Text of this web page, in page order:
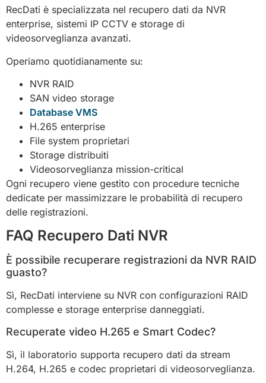
RecDati è specializzata nel recupero dati da NVR
enterprise, sistemi IP CCTV e storage di
videosorveglianza avanzati.
Operiamo quotidianamente su:
NVR RAID
SAN video storage
Database VMS
H.265 enterprise
File system proprietari
Storage distribuiti
Videosorveglianza mission-critical
Ogni recupero viene gestito con procedure tecniche
dedicate per massimizzare le probabilità di recupero
delle registrazioni.
FAQ Recupero Dati NVR
È possibile recuperare registrazioni da NVR RAID
guasto?
Sì, RecDati interviene su NVR con configurazioni RAID
complesse e storage enterprise danneggiati.
Recuperate video H.265 e Smart Codec?
Sì, il laboratorio supporta recupero dati da stream
H.264, H.265 e codec proprietari di videosorveglianza.